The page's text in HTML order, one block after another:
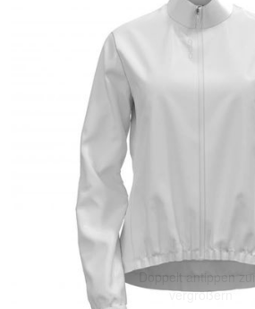
Doppelt antippen zum
vergrößern